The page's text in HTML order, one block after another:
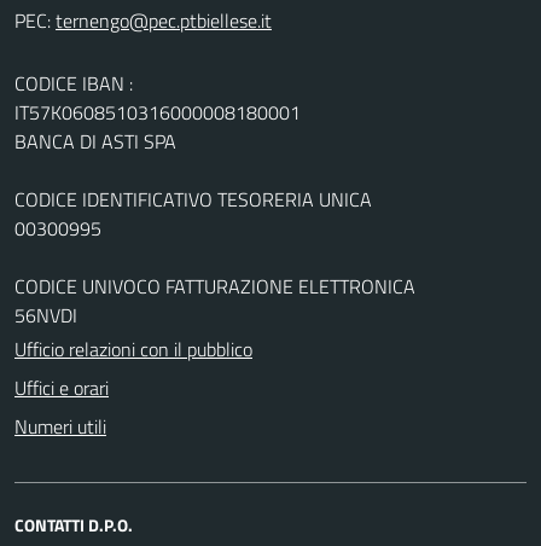
PEC:
CODICE IBAN :
IT57K0608510316000008180001
BANCA DI ASTI SPA
CODICE IDENTIFICATIVO TESORERIA UNICA
00300995
CODICE UNIVOCO FATTURAZIONE ELETTRONICA
56NVDI
Ufficio relazioni con il pubblico
Uffici e orari
Numeri utili
CONTATTI D.P.O.